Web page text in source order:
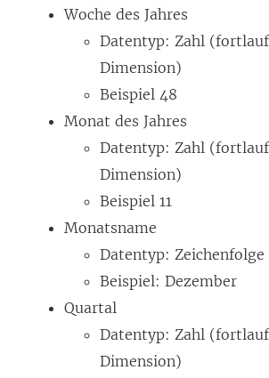
Woche des Jahres
Datentyp: Zahl
Dimension)
Beispiel 48
Monat des Jahres
Datentyp: Zahl
Dimension)
Beispiel 11
Monatsname
Datentyp: Zeichenfolge
Beispiel: Dezember
Quartal
Datentyp: Zahl
Dimension)